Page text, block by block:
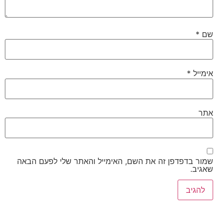
שם *
אימייל *
אתר
שמור בדפדפן זה את השם, האימייל והאתר שלי לפעם הבאה
שאגיב.